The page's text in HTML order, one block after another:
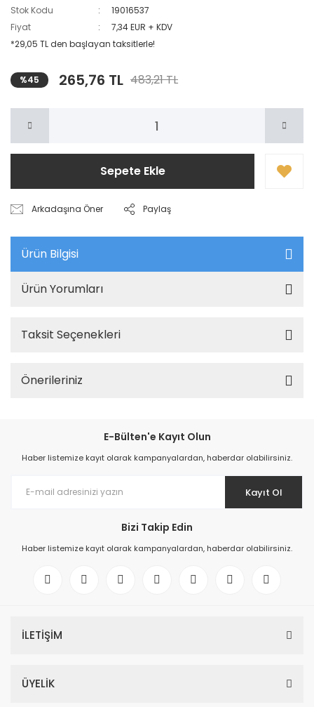
Stok Kodu
19016537
Fiyat
7,34 EUR + KDV
*29,05 TL den başlayan taksitlerle!
%45 265,76 TL 483,21 TL
Sepete Ekle
Arkadaşına Öner Paylaş
Ürün Bilgisi
Ürün Yorumları
Taksit Seçenekleri
Önerileriniz
E-Bülten'e Kayıt Olun
Haber listemize kayıt olarak kampanyalardan, haberdar olabilirsiniz.
Kayıt Ol
Bizi Takip Edin
Haber listemize kayıt olarak kampanyalardan, haberdar olabilirsiniz.
İLETİŞİM
ÜYELİK